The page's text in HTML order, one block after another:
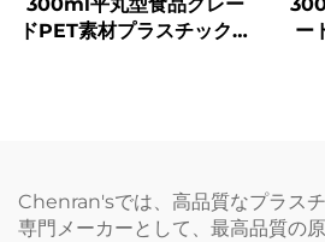
ドPET素材プラスチック包
ー
Chenran'sでは、高品質なプラス
専門メーカーとして、最高品質の